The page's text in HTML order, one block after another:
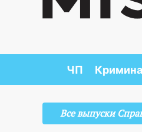
ЧП
Все выпуски